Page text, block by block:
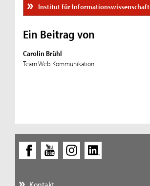
Institut für Informationswissenschaft
Ein Beitrag von
Carolin Brühl
Team Web-Kommunikation